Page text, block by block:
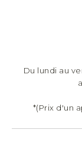
Du lundi au
*(Prix d'un